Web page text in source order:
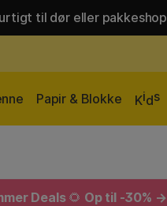
til dør eller pakkeshop
Papir & Blokke Kids
Deals🌻 Op til -30% →